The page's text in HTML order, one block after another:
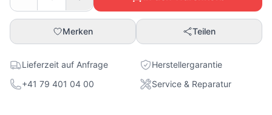
Merken Teilen
Lieferzeit auf Anfrage
Herstellergarantie
+41 79 401 04 00
Service & Reparatur